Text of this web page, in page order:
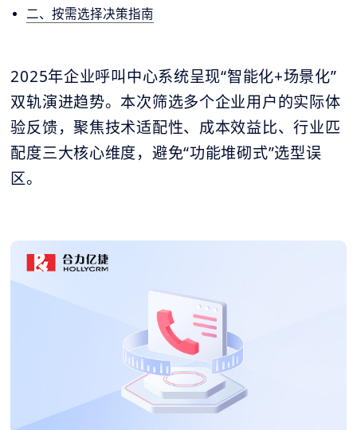
二、按需选择决策指南
2025年企业呼叫中心系统呈现“智能化+场景化”
双轨演进趋势。本次筛选多个企业用户的实际体
验反馈，聚焦技术适配性、成本效益比、行业匹
配度三大核心维度，避免“功能堆砌式”选型误
区。